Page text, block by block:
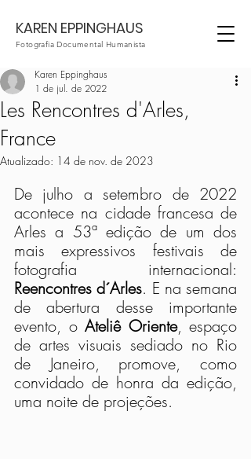
KAREN EPPINGHAUS
Fotografia Documental Humanista
Les Rencontres d'Arles,
France
Karen Eppinghaus
1 de jul. de 2022
Atualizado: 14 de nov. de 2023
De julho a setembro de 2022
acontece na cidade francesa de
Arles a 53ª edição de um dos
mais expressivos festivais de
Reencontres d´Arles. E na semana
de abertura desse importante
evento, o Ateliê Oriente, espaço
de artes visuais sediado no Rio
de Janeiro, promove, como
convidado de honra da edição,
uma noite de projeções.